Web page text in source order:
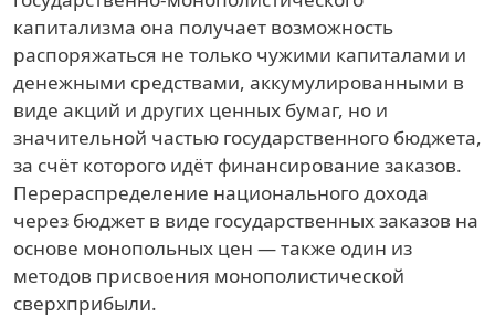
капитализма она получает возможность
распоряжаться не только чужими капиталами и
денежными средствами, аккумулированными в
виде акций и других ценных бумаг, но и
значительной частью государственного бюджета,
за счёт которого идёт финансирование заказов.
Перераспределение национального дохода
через бюджет в виде государственных заказов на
основе монопольных цен — также один из
методов присвоения монополистической
сверхприбыли.